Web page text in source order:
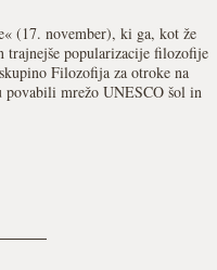
(17. november), ki ga, kot že
trajnejše popularizacije filozofije
Filozofija za otroke na
povabili mrežo UNESCO šol in